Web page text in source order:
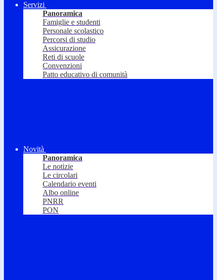
Servizi
Panoramica
Famiglie e studenti
Personale scolastico
Percorsi di studio
Assicurazione
Reti di scuole
Convenzioni
Patto educativo di comunità
Novità
Panoramica
Le notizie
Le circolari
Calendario eventi
Albo online
PNRR
PON